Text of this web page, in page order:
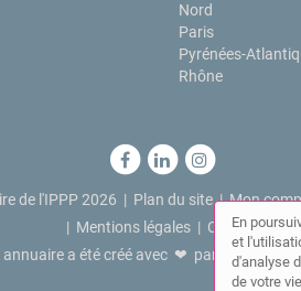
Nord
Paris
Pyrénées-
Rhône
de l'IPPP 2026 | Plan du site|Mon
| Mentions légales | Cookies
annuaire a été créé avec ❤ par
Simplébo
En
et
d'analyse
de votre